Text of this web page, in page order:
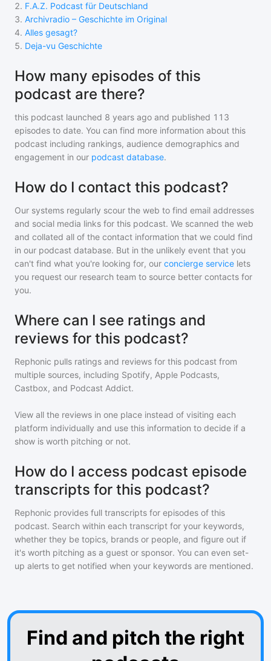
2. F.A.Z. Podcast für Deutschland
3. Archivradio – Geschichte im Original
4. Alles gesagt?
5. Deja-vu Geschichte
How many episodes of this
podcast are there?
this podcast launched 8 years ago and published 113
episodes to date. You can find more information about this
podcast including rankings, audience demographics and
engagement in our podcast database.
How do I contact this podcast?
Our systems regularly scour the web to find email addresses
and social media links for this podcast. We scanned the web
and collated all of the contact information that we could find
in our podcast database. But in the unlikely event that you
can't find what you're looking for, our concierge service lets
you request our research team to source better contacts for
you.
Where can I see ratings and
reviews for this podcast?
Rephonic pulls ratings and reviews for this podcast from
multiple sources, including Spotify, Apple Podcasts,
Castbox, and Podcast Addict.
View all the reviews in one place instead of visiting each
platform individually and use this information to decide if a
show is worth pitching or not.
How do I access podcast episode
transcripts for this podcast?
Rephonic provides full transcripts for episodes of this
podcast. Search within each transcript for your keywords,
whether they be topics, brands or people, and figure out if
it's worth pitching as a guest or sponsor. You can even set-
up alerts to get notified when your keywords are mentioned.
Find and pitch the right